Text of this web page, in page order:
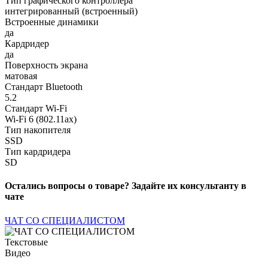
интегрированный (встроенный)
Встроенные динамики
да
Кардридер
да
Поверхность экрана
матовая
Стандарт Bluetooth
5.2
Стандарт Wi-Fi
Wi-Fi 6 (802.11ax)
Тип накопителя
SSD
Тип кардридера
SD
Остались вопросы о товаре? Задайте их консультанту в
чате
ЧАТ СО СПЕЦИАЛИСТОМ
Текстовые
Видео